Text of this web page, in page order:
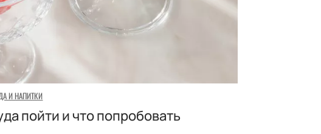
И НАПИТКИ
пойти и что попробовать